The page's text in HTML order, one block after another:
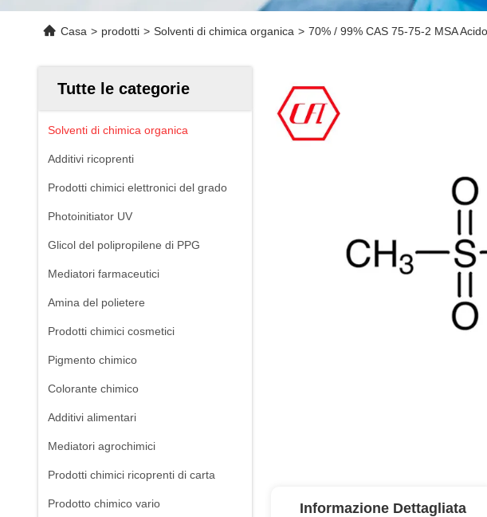
Casa > prodotti > Solventi di chimica organica > 70% / 99% CAS 75-75-2 MSA
Tutte le categorie
Solventi di chimica organica
Additivi ricoprenti
Prodotti chimici elettronici del grado
Photoinitiator UV
Glicol del polipropilene di PPG
Mediatori farmaceutici
Amina del polietere
Prodotti chimici cosmetici
Pigmento chimico
Colorante chimico
Additivi alimentari
Mediatori agrochimici
Prodotti chimici ricoprenti di carta
Prodotto chimico vario Informazione Dettagliata